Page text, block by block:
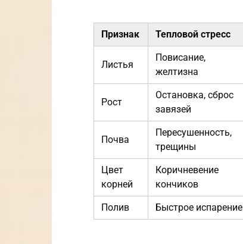
Признак Тепловой стресс
Листья
Повисание,
желтизна
Рост
Остановка, сброс
завязей
Почва
Пересушенность,
трещины
Цвет
корней
Коричневение
кончиков
Полив Быстрое испарение